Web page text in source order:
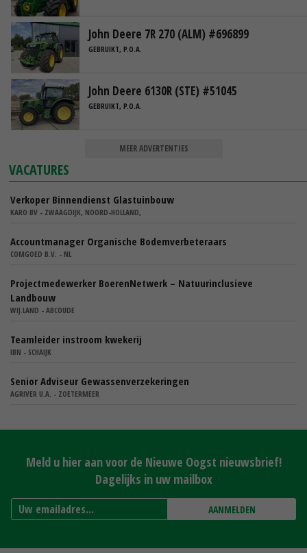
John Deere 7R 270 (ALM) #696899
GEBRUIKT, P.O.A.
John Deere 6130R (STE) #51045
GEBRUIKT, P.O.A.
MEER ADVERTENTIES
VACATURES
Verkoper Binnendienst Glastuinbouw
KARO BV - ZWAAGDIJK, NOORD-HOLLAND,
Accountmanager Organische Bodemverbeteraars
COMGOED B.V. - NL
Projectmedewerker BoerenNetwerk – Natuurinclusieve
Landbouw
WIJ.LAND - ABCOUDE
Teamleider instroom kwekerij
IBN - SCHAIJK
Senior Adviseur Gewassenverzekeringen
AGRIVER U.A. - ZOETERMEER
Meld u hier aan voor de Nieuwe Oogst nieuwsbrief!
Dagelijks in uw mailbox
AANMELDEN